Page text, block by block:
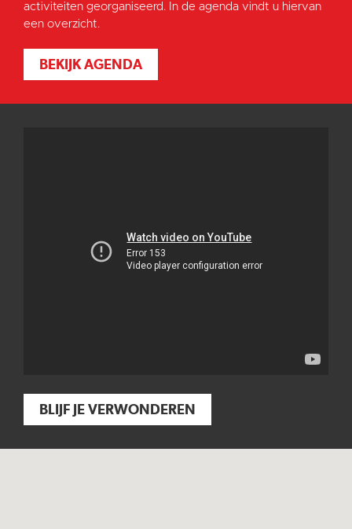
activiteiten georganiseerd. In de agenda vindt u hiervan
een overzicht.
BEKIJK AGENDA
BLIJF JE VERWONDEREN